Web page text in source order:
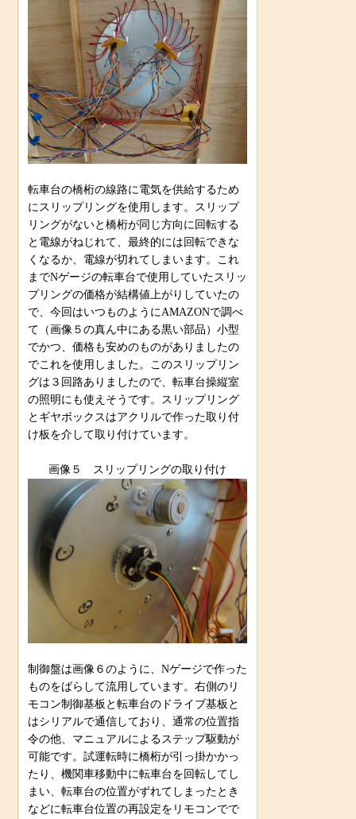
転車台の橋桁の線路に電気を供給するため
にスリップリングを使用します。スリップ
リングがないと橋桁が同じ方向に回転する
と電線がねじれて、最終的には回転できな
くなるか、電線が切れてしまいます。これ
までNゲージの転車台で使用していたスリッ
プリングの価格が結構値上がりしていたの
で、今回はいつものようにAMAZONで調べ
て（画像５の真ん中にある黒い部品）小型
でかつ、価格も安めのものがありましたの
でこれを使用しました。このスリップリン
グは３回路ありましたので、転車台操縦室
の照明にも使えそうです。スリップリング
とギヤボックスはアクリルで作った取り付
け板を介して取り付けています。
画像５ スリップリングの取り付け
制御盤は画像６のように、Nゲージで作った
ものをばらして流用しています。右側のリ
モコン制御基板と転車台のドライブ基板と
はシリアルで通信しており、通常の位置指
令の他、マニュアルによるステップ駆動が
可能です。試運転時に橋桁が引っ掛かかっ
たり、機関車移動中に転車台を回転してし
まい、転車台の位置がずれてしまったとき
などに転車台位置の再設定をリモコンでで